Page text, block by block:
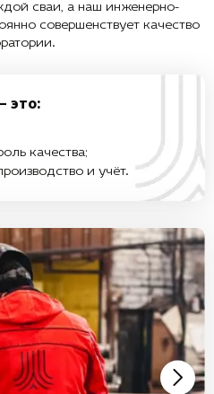
сваи, а наш инженерно-
совершенствует качество
это:
качества;
и учёт.